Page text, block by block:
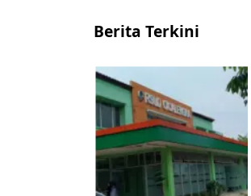
Berita Terkini